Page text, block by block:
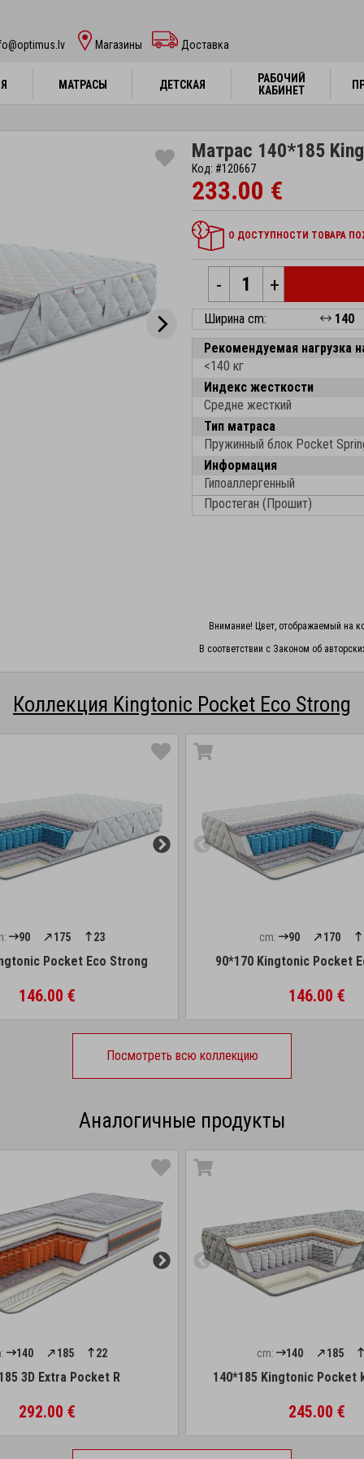
Mагазины Доставка
МАТРАСЫ ДЕТСКАЯ
РАБОЧИЙ
КАБИНЕТ
МАТРАСЫ ДЕТСКАЯ
РАБОЧИЙ
КАБИНЕТ
Матрас 140*185
Код: #120667
233.00 €
О ДОСТУПНОСТИ ТОВАРА
- +
Ширина cm:
140
Рекомендуемая нагрузка
<140 кг
Индекс жесткости
Средне жесткий
Тип матраса
Пружинный блок Pocket
Информация
Гипоаллергенный
Простеган (Прошит)
Внимание! Цвет, отображаемый на
В соответствии с Законом об
Коллекция Kingtonic Pocket Eco Strong
90 175 23
Pocket Eco Strong
146.00 €
cm: 90 170
90*170 Kingtonic Pocket
146.00 €
Посмотреть всю коллекцию
Аналогичные продукты
140 185 22
3D Extra Pocket R
292.00 €
cm: 140 185
140*185 Kingtonic Pocket
245.00 €